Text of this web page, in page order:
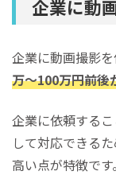
企業に動
企業に動画撮影を
万〜100万円前後
企業に依頼する
して対応できる
高い点が特徴です。